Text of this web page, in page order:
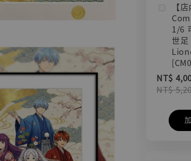
【
1/6
世
NT$
NT$